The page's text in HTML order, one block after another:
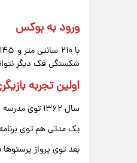
ورود به بوکس
شکستگی فک دیگر
اولین تجربه
سال ۱۳۶۲ توی مدرسه راهنمایی توحید با بچه ها تئاتر کار می‌کردیم، آن موقع خشایار اعتمادی هم تک خوان گروه سرودمان بود
یک مدتی هم توی
بعد توی پرواز